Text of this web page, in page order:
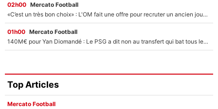
02h00 Mercato Football
«C’est un très bon choix» : L'OM fait une offre pour recruter un ancien joueur du PSG... et c'est validé dans l'After Foot !
01h00 Mercato Football
140M€ pour Yan Diomandé : Le PSG a dit non au transfert qui bat tous les records sur le mercato
Top Articles
Mercato Football